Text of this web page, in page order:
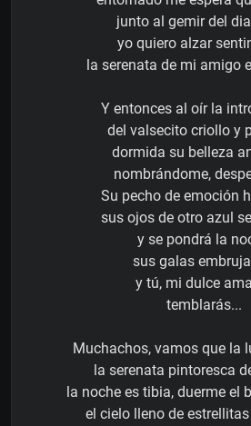
junto al gemir del
yo quiero alzar
la serenata de mi amigo
Y entonces al oír la
del valsecito criollo y
dormida su belleza
nombrándome,
Su pecho de emoción
sus ojos de otro azul
y se pondrá la
sus galas
y tú, mi dulce
temblarás...
Muchachos, vamos que la
la serenata pintoresca
la noche es tibia, duerme el
el cielo lleno de